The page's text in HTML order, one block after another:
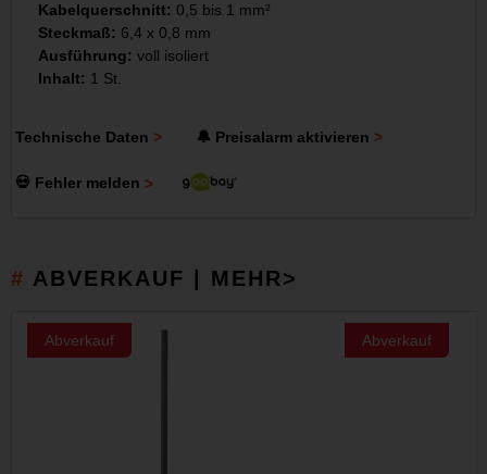
Kabelquerschnitt: 0,5 bis 1 mm²
Steckmaß: 6,4 x 0,8 mm
Ausführung: voll isoliert
Inhalt: 1 St.
Technische Daten 🔔 Preisalarm aktivieren
💀 Fehler melden
ABVERKAUF | MEHR>
Abverkauf Abverkauf